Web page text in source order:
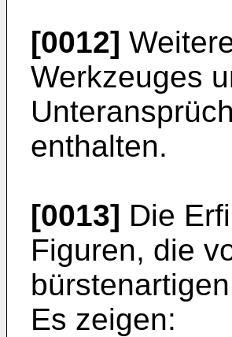
[0012]
Werkzeuges
enthalten.
[0013] Die
Figuren, die
Es zeigen: